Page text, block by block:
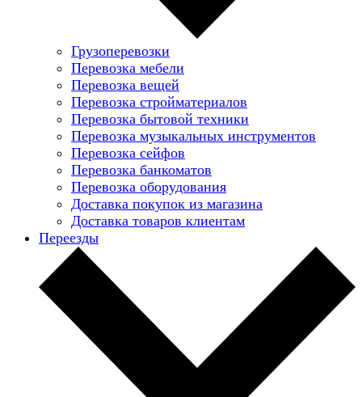
Грузоперевозки
Перевозка мебели
Перевозка вещей
Перевозка стройматериалов
Перевозка бытовой техники
Перевозка музыкальных инструментов
Перевозка сейфов
Перевозка банкоматов
Перевозка оборудования
Доставка покупок из магазина
Доставка товаров клиентам
Переезды